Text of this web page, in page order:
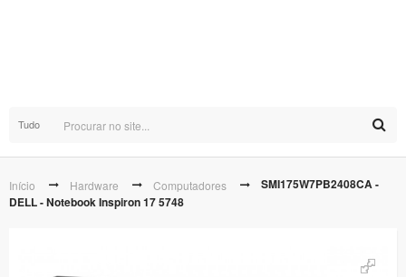
Tudo
Início Hardware Computadores
SMI175W7PB2408CA -
DELL - Notebook Inspiron 17 5748